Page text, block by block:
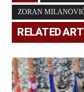
ZORAN
RELATED